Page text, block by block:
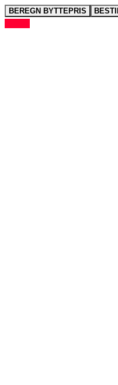
BEREGN BYTTEPRIS